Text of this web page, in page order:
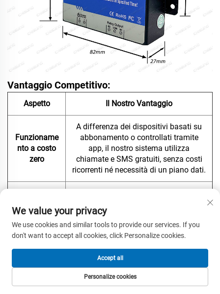
Vantaggio Competitivo:
Aspetto Il Nostro Vantaggio
Funzioname
nto a costo
zero
A differenza dei dispositivi basati su
abbonamento o controllati tramite
app, il nostro sistema utilizza
chiamate e SMS gratuiti, senza costi
ricorrenti né necessità di un piano dati.
Portata
illimitata
limitazioni di portata dei tradizionali
telecomandi RF (tipicamente limitati a
50–100 metri).
La verifica dell’ID chiamante
garantisce che solo gli utenti
preventivamente autorizzati possano
We value your privacy
We use cookies and similar tools to provide our services. If you
don't want to accept all cookies, click Personalize cookies.
Personalize cookies
Accept all